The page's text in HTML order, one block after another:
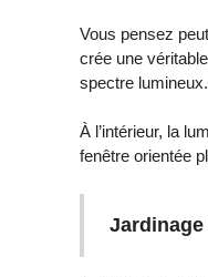
Vous pensez
crée une
spectre lumineux.
À l’intérieur, la
fenêtre orientée